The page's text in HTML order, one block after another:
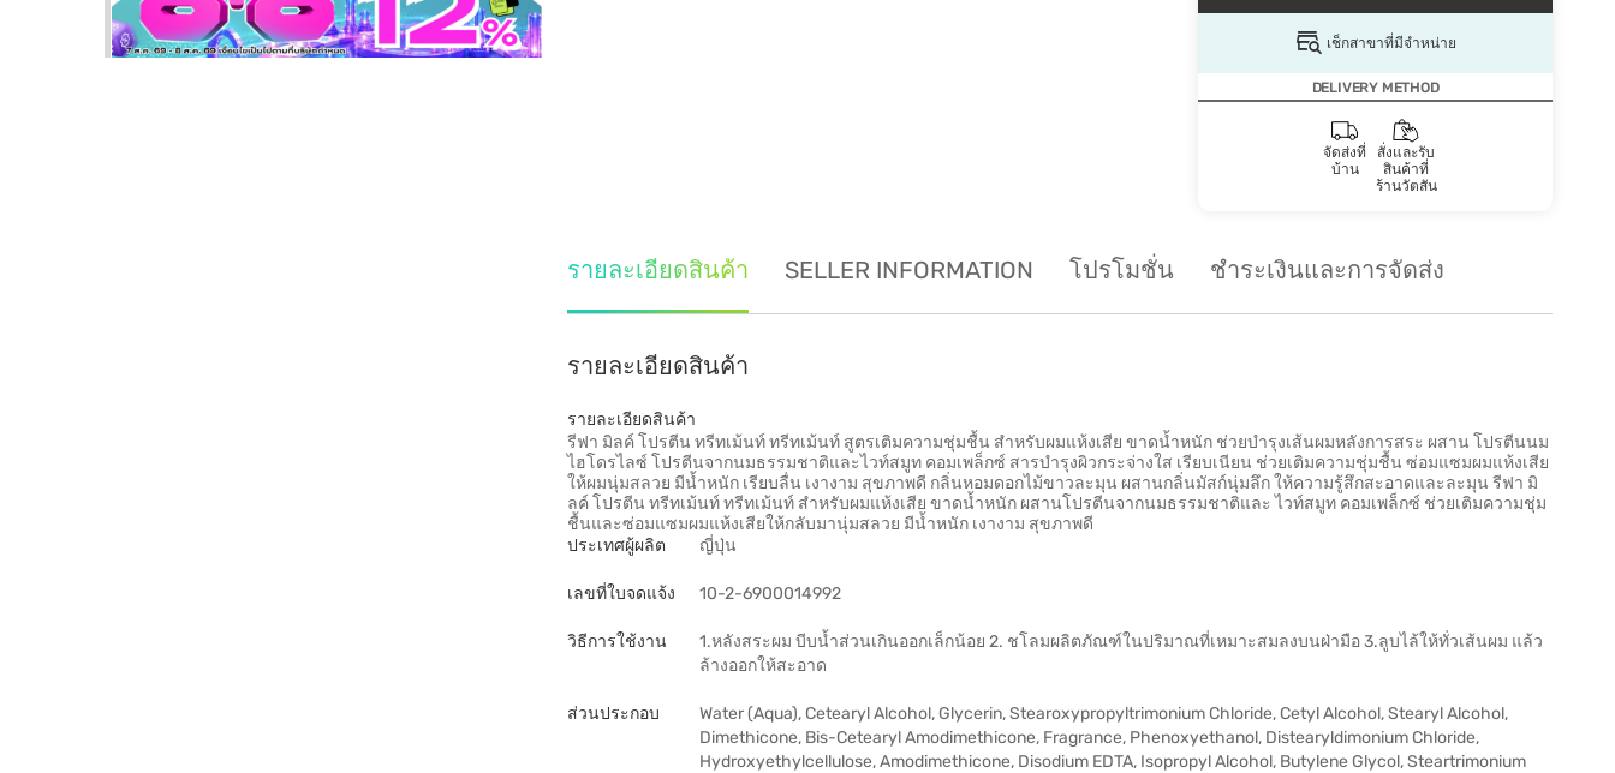
เช็กสาขาที่มีจำหน่าย
DELIVERY METHOD
จัดส่งที่
บ้าน
สั่งและรับ
สินค้าที่
ร้านวัตสัน
รายละเอียดสินค้า SELLER INFORMATION โปรโมชั่น ชำระเงินและการจัดส่ง
รายละเอียดสินค้า
รายละเอียดสินค้า
รีฟา มิลค์ โปรตีน ทรีทเม้นท์ ทรีทเม้นท์ สูตรเติมความชุ่มชื้น สำหรับผมแห้งเสีย ขาดน้ำหนัก ช่วยบำรุงเส้นผมหลังการสระ ผสาน โปรตีนนม
ไฮโดรไลซ์ โปรตีนจากนมธรรมชาติและไวท์สมูท คอมเพล็กซ์ สารบำรุงผิวกระจ่างใส เรียบเนียน ช่วยเติมความชุ่มชื้น ซ่อมแซมผมแห้งเสีย
ให้ผมนุ่มสลวย มีน้ำหนัก เรียบลื่น เงางาม สุขภาพดี กลิ่นหอมดอกไม้ขาวละมุน ผสานกลิ่นมัสก์นุ่มลึก ให้ความรู้สึกสะอาดและละมุน รีฟา มิ
ลค์ โปรตีน ทรีทเม้นท์ ทรีทเม้นท์ สำหรับผมแห้งเสีย ขาดน้ำหนัก ผสานโปรตีนจากนมธรรมชาติและ ไวท์สมูท คอมเพล็กซ์ ช่วยเติมความชุ่ม
ชื้นและซ่อมแซมผมแห้งเสียให้กลับมานุ่มสลวย มีน้ำหนัก เงางาม สุขภาพดี
ประเทศผู้ผลิต
ญี่ปุ่น
เลขที่ใบจดแจ้ง 10-2-6900014992
วิธีการใช้งาน
1.หลังสระผม บีบน้ำส่วนเกินออกเล็กน้อย 2. ชโลมผลิตภัณฑ์ในปริมาณที่เหมาะสมลงบนฝ่ามือ 3.ลูบไล้ให้ทั่วเส้นผม แล้ว
ล้างออกให้สะอาด
ส่วนประกอบ
Water (Aqua), Cetearyl Alcohol, Glycerin, Stearoxypropyltrimonium Chloride, Cetyl Alcohol, Stearyl Alcohol,
Dimethicone, Bis-Cetearyl Amodimethicone, Fragrance, Phenoxyethanol, Distearyldimonium Chloride,
Hydroxyethylcellulose, Amodimethicone, Disodium EDTA, Isopropyl Alcohol, Butylene Glycol, Steartrimonium